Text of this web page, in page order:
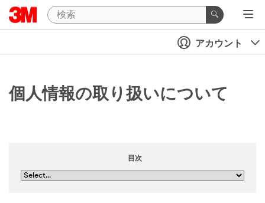
アカウント
個人情報の取り扱いについて
目次